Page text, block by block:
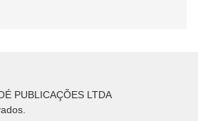
PUBLICAÇÕES LTDA